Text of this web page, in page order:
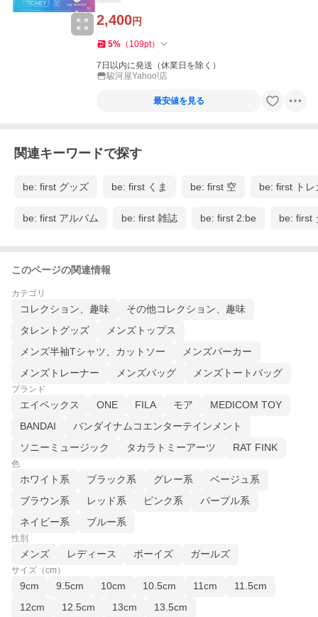
2,400円
5% （ 109pt）
7日以内に発送（休業日を除く）
駿河屋Yahoo!店
最安値を見る
関連キーワードで探す
be: first グッズ be: first くま be: first 空 be: first トレ
be: first アルバム be: first 雑誌 be: first 2:be be: first
このページの関連情報
カテゴリ
コレクション、趣味
その他コレクション、趣味
タレントグッズ
メンズトップス
メンズ半袖Tシャツ、カットソー
メンズパーカー
メンズトレーナー
メンズバッグ メンズトートバッグ
ブランド
エイベックス ONE FILA モア
MEDICOM TOY
BANDAI
バンダイナムコエンターテインメント
ソニーミュージック
タカラトミーアーツ RAT FINK
色
ホワイト系 ブラック系 グレー系
ベージュ系
ブラウン系
レッド系 ピンク系
パープル系
ネイビー系
ブルー系
性別
メンズ レディース ボーイズ ガールズ
サイズ（cm）
9cm 9.5cm 10cm 10.5cm 11cm
11.5cm
12cm
12.5cm 13cm 13.5cm